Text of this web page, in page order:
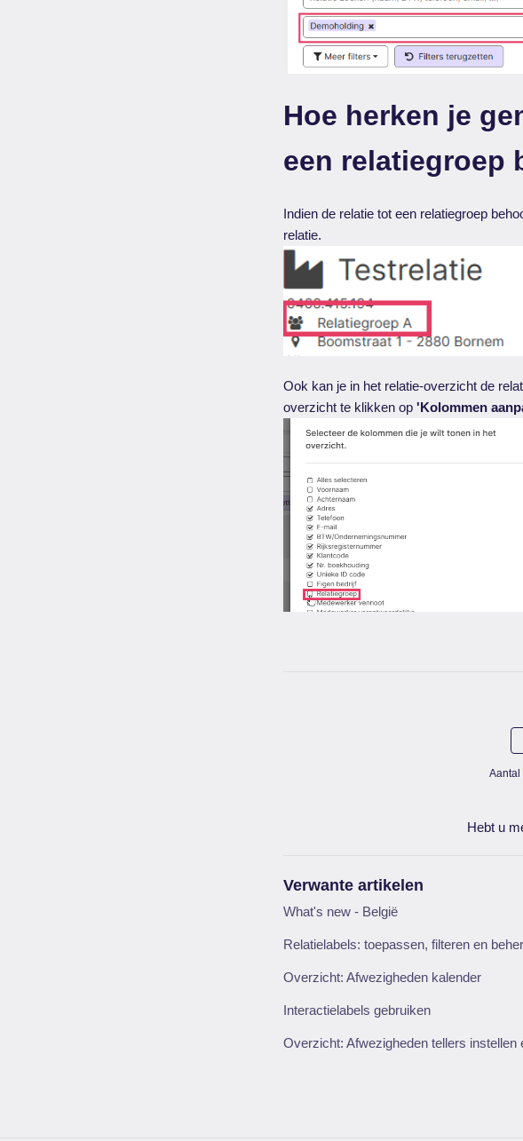
Hoe herken je
een relatiegroep
Indien de relatie tot een relatiegroep
relatie.
Ook kan je in het relatie-overzicht de
overzicht te klikken op'Kolommen
Aantal
Hebt u
Verwante artikelen
What's new - België
Relatielabels: toepassen, filteren en
Overzicht: Afwezigheden kalender
Interactielabels gebruiken
Overzicht: Afwezigheden tellers instellen